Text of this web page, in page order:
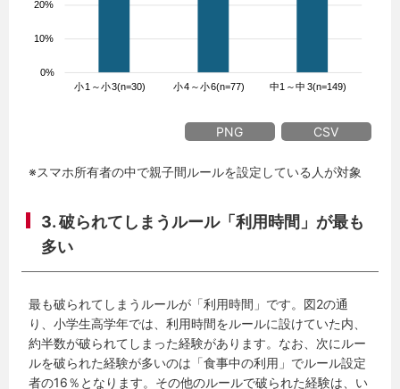
PNG CSV
※スマホ所有者の中で親子間ルールを設定している人が対象
3. 破られてしまうルール「利用時間」が最も
多い
最も破られてしまうルールが「利用時間」です。図2の通
り、小学生高学年では、利用時間をルールに設けていた内、
約半数が破られてしまった経験があります。なお、次にルー
ルを破られた経験が多いのは「食事中の利用」でルール設定
者の16％となります。その他のルールで破られた経験は、い